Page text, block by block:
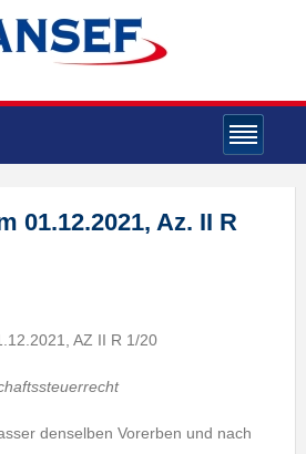
01.12.2021, Az. II R
AZ II R 1/20
denselben Vorerben und nach